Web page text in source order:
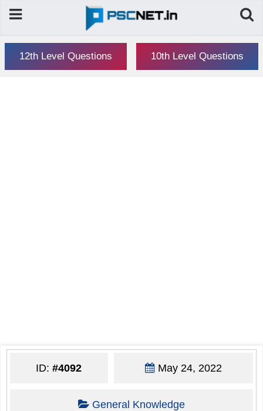
12th Level Questions 10th Level Questions
ID:#4092 May 24, 2022
General Knowledge